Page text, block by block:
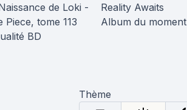
de Loki -
Piece, tome 113
BD
Reality Awaits
Album du moment
Thème